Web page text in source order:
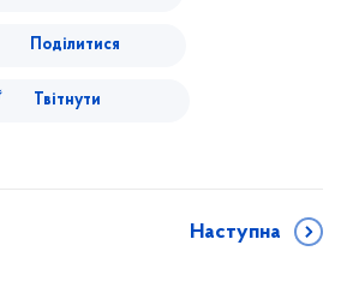
Поділитися
Твітнути
Наступна